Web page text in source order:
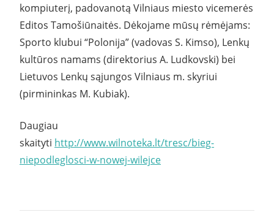
kompiuterį, padovanotą Vilniaus miesto vicemerės
Editos Tamošiūnaitės. Dėkojame mūsų rėmėjams:
Sporto klubui “Polonija” (vadovas S. Kimso), Lenkų
kultūros namams (direktorius A. Ludkovski) bei
Lietuvos Lenkų sąjungos Vilniaus m. skyriui
(pirmininkas M. Kubiak).
Daugiau
skaityti http://www.wilnoteka.lt/tresc/bieg-
niepodleglosci-w-nowej-wilejce